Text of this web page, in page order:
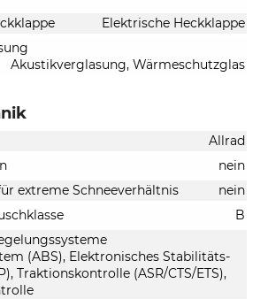
Elektrische Heckklappe
Akustikverglasung, Wärmeschutzglas
Allrad
nein
extreme Schneeverhältnis
nein
B
(ABS), Elektronisches Stabilitäts-
Traktionskontrolle (ASR/CTS/ETS),